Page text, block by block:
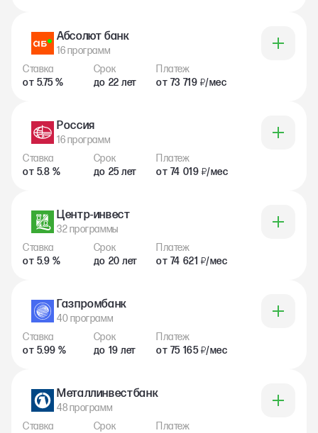
16 программ
Абсолют банк
Ставка
от 5.75 %
Срок
до 22 лет
Платеж
от 73 719 ₽/мес
16 программ
Россия
Ставка
от 5.8 %
Срок
до 25 лет
Платеж
от 74 019 ₽/мес
32 программы
Центр-инвест
Ставка
от 5.9 %
Срок
до 20 лет
Платеж
от 74 621 ₽/мес
40 программ
Газпромбанк
Ставка
от 5.99 %
Срок
до 19 лет
Платеж
от 75 165 ₽/мес
48 программ
Металлинвестбанк
Ставка
Срок
Платеж